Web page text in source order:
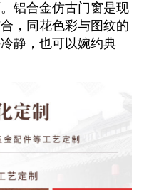
铝合金仿古门窗是现
，同花色彩与图纹的
静，也可以婉约典